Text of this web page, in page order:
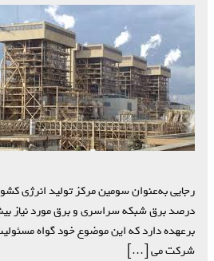
درصد برق شبکه سراسری و برق مورد نیاز
برعهده دارد که این موضوع خود گواه
شرکت می […]